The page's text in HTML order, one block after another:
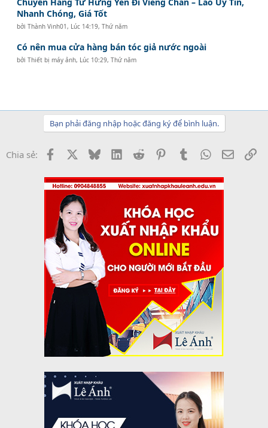
Nhanh Chóng, Giá Tốt
bởiThành Vinh01 , Lúc 14:19, Thứ năm
Có nên mua cửa hàng bán tóc giả nước ngoài
bởiThiết bị máy ảnh, Lúc 10:29, Thứ năm
Bạn phải đăng nhập hoặc đăng ký để bình luận.
Chia sẻ: Facebook BlueskyLinkedInReddit PinterestTumblrWhatsApp
Email